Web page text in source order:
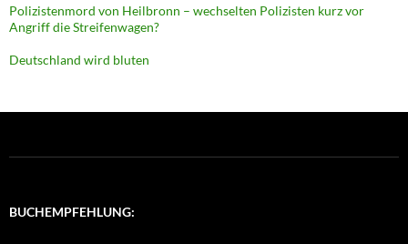
Polizistenmord von Heilbronn – wechselten Polizisten kurz vor
Angriff die Streifenwagen?
Deutschland wird bluten
BUCHEMPFEHLUNG: